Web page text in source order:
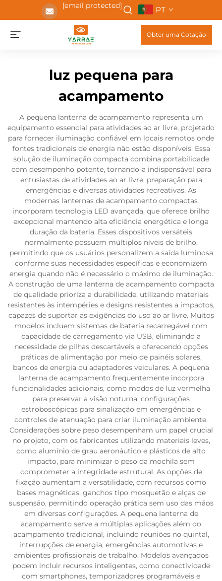
[email protected] PT
Obter uma Cotação
luz pequena para
acampamento
A pequena lanterna de acampamento representa um
equipamento essencial para atividades ao ar livre, projetado
para fornecer iluminação confiável em locais remotos onde
fontes tradicionais de energia não estão disponíveis. Essa
solução de iluminação compacta combina portabilidade
com desempenho potente, tornando-a indispensável para
entusiastas de atividades ao ar livre, preparação para
emergências e diversas atividades recreativas. As
modernas lanternas de acampamento compactas
incorporam tecnologia LED avançada, que oferece brilho
excepcional mantendo alta eficiência energética e longa
duração da bateria. Esses dispositivos versáteis
normalmente possuem múltiplos níveis de brilho,
permitindo que os usuários personalizem a saída luminosa
conforme suas necessidades específicas e economizem
energia quando não é necessário o máximo de iluminação.
A construção de uma lanterna de acampamento compacta
de qualidade prioriza a durabilidade, utilizando materiais
resistentes às intempéries e designs resistentes a impactos,
capazes de suportar as exigências do uso ao ar livre. Muitos
modelos incluem sistemas de bateria recarregável com
capacidade de carregamento via USB, eliminando a
necessidade de pilhas descartáveis e oferecendo opções
práticas de alimentação por meio de painéis solares,
bancos de energia ou adaptadores veiculares. A pequena
lanterna de acampamento frequentemente incorpora
funcionalidades adicionais, como modos de luz vermelha
para preservar a visão noturna, configurações
estroboscópicas para sinalização em emergências e
controles de atenuação para criar iluminação ambiente.
Considerações sobre peso desempenham um papel crucial
no projeto, com os fabricantes utilizando materiais leves,
como alumínio de grau aeronáutico e plásticos de alto
impacto, para minimizar o peso da mochila sem
comprometer a integridade estrutural. As opções de
fixação aumentam a versatilidade, com recursos como
bases magnéticas, ganchos tipo mosquetão e alças de
suspensão, permitindo operação prática sem uso das mãos
em diversas configurações. A pequena lanterna de
acampamento serve a múltiplas aplicações além do
acampamento tradicional, incluindo reuniões no quintal,
interrupções de energia, emergências automotivas e
ambientes profissionais de trabalho. Modelos avançados
podem incluir recursos inteligentes, como conectividade
com smartphones, temporizadores programáveis e